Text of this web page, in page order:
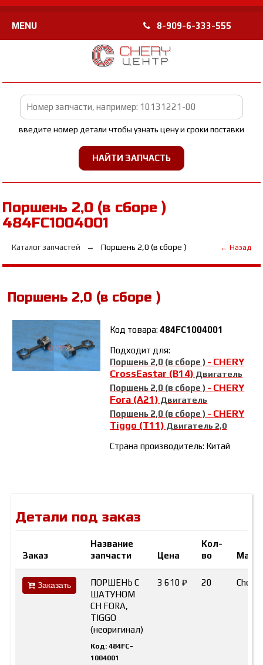
MENU 8-909-6-333-555
введите номер детали чтобы узнать цену и сроки поставки
Поршень 2,0 (в сборе )
484FC1004001
Каталог запчастей Поршень 2,0 (в сборе ) ← Назад
Поршень 2,0 (в сборе )
Код товара:484FC1004001
Подходит для:
Поршень 2,0 (в сборе ) - CHERY
CrossEastar (B14) Двигатель
Поршень 2,0 (в сборе ) - CHERY
Fora (A21) Двигатель
Поршень 2,0 (в сборе ) - CHERY
Tiggo (T11) Двигатель 2,0
Страна производитель: Китай
Детали под заказ
Заказ
Название
запчасти
Цена
Кол-
во
Заказать
ПОРШЕНЬ С
ШАТУНОМ
CH FORA,
TIGGO
(неоригинал)
Код: 484FC-
1004001
3 610 ₽ 20 Chery